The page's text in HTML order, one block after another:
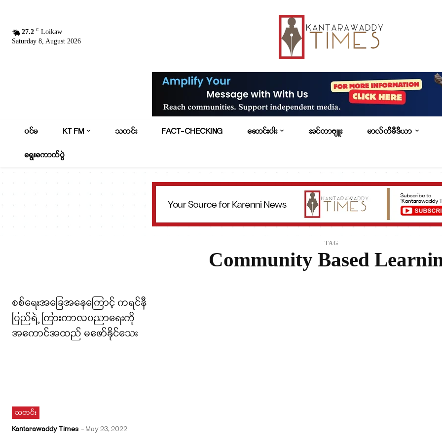
27.2 C Loikaw
Saturday 8, August 2026
ပင်မ KT FM သတင်း FACT-CHECKING ဆောင်းပါး အင်တာဗျူး မာလ်တီမီဒီယာ
ရွေးကောက်ပွဲ
TAG
Community Based
စစ်ရေးအခြေအနေကြောင့် ကရင်နီ
ပြည်ရဲ့ ကြားကာလပညာရေးကို
အကောင်အထည် မဖော်နိုင်သေး
သတင်း
Kantarawaddy Times - May 23, 2022